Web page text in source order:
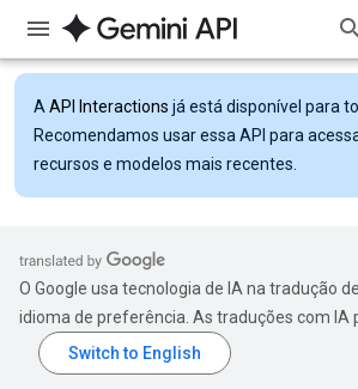
A API Interactions já está disponível para
Recomendamos usar essa API para
recursos e modelos mais recentes.
O Google usa tecnologia de IA na tradução
idioma de preferência. As traduções com IA